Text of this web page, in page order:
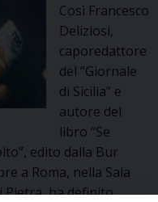
Così Francesco
Deliziosi,
caporedattore
del “Giornale
di Sicilia” e
autore del
libro “Se
edito dalla Bur
a Roma, nella Sala
Pietra, ha definito